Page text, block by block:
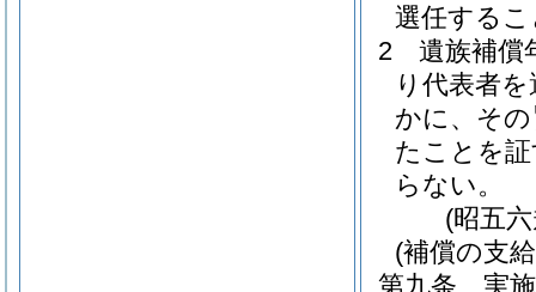
選任する
2
遺族補償
り代表者
かに、そ
たことを
らない。
(昭五
(補償の支
第九条
実